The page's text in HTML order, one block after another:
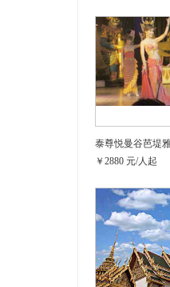
泰尊悦曼谷芭堤
￥2880 元/人起